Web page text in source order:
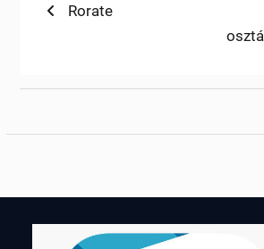
Bejegyzés
Previous
Rorate